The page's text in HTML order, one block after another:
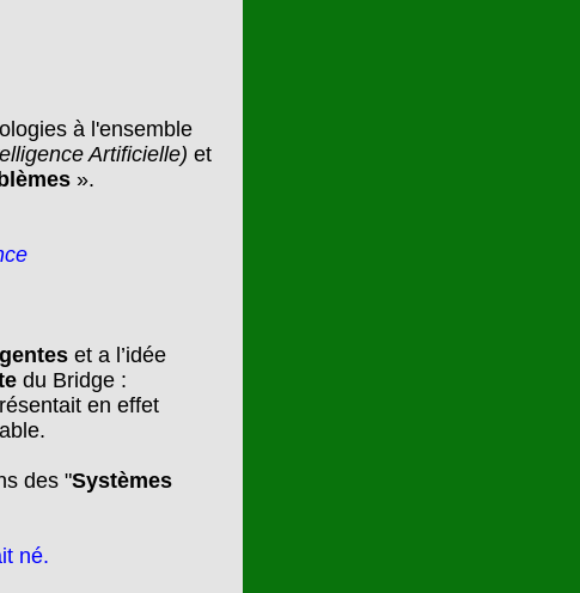
à l'ensemble
Artificielle) et
».
et a l’idée
du Bridge :
en effet
des "Systèmes
né.